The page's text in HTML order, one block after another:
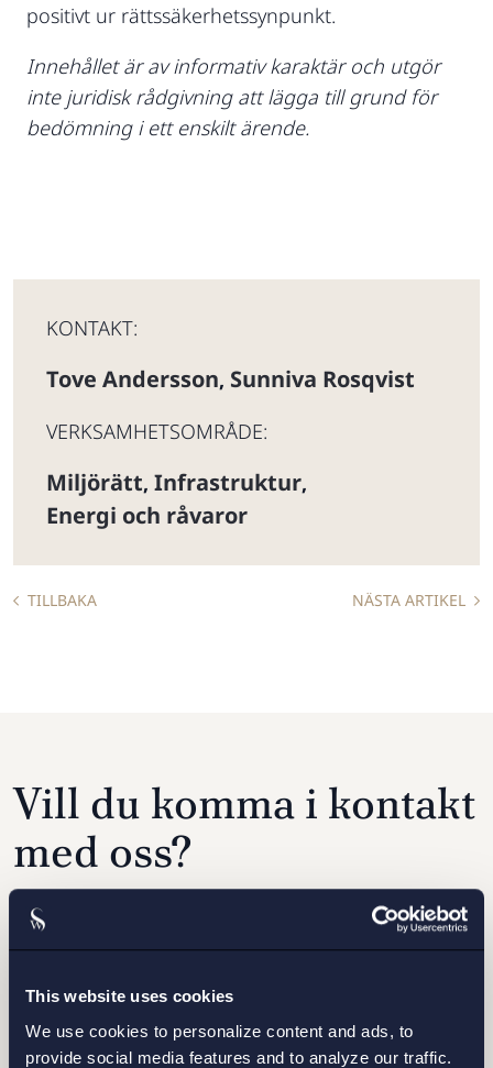
This website uses cookies
We use cookies to personalize content and ads, to
provide social media features and to analyze our traffic.
positivt ur rättssäkerhetssynpunkt.
Innehållet är av informativ karaktär och utgör
inte juridisk rådgivning att lägga till grund för
bedömning i ett enskilt ärende.
KONTAKT:
Tove Andersson, Sunniva Rosqvist
VERKSAMHETSOMRÅDE:
Miljörätt, Infrastruktur,
Energi och råvaror
TILLBAKA NÄSTA ARTIKEL
Vill du komma i kontakt
med oss?
Fyll i formuläret samt vilket kontor du vill bli